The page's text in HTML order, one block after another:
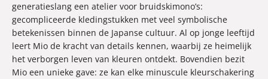
generatieslang een atelier voor bruidskimono’s:
gecompliceerde kledingstukken met veel symbolische
betekenissen binnen de Japanse cultuur. Al op jonge leeftijd
leert Mio de kracht van details kennen, waarbij ze heimelijk
het verborgen leven van kleuren ontdekt. Bovendien bezit
Mio een unieke gave: ze kan elke minuscule kleurschakering